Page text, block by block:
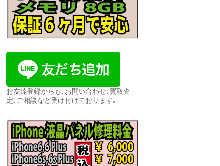
お友達登録からも､お問い合わせ､買取査
定､ご相談など受け付けております｡